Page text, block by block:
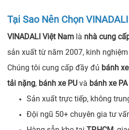
Tại Sao Nên Chọn
VINADALI Việt Nam là nhà cung
sản xuất từ năm 2007, kinh
Chúng tôi cung cấp đầy đủ bánh
tải nặng, bánh xe PU và bánh xe
Sản xuất trực tiếp, không
Đội ngũ 50+ chuyên gia tư